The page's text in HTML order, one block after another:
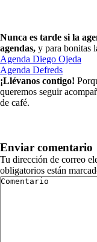
Nunca es tarde si la
agendas, y para bonitas
Agenda Diego Ojeda
Agenda Defreds
¡Llévanos contigo!
queremos seguir
de café.
Enviar comentario
Tu dirección de correo
obligatorios están